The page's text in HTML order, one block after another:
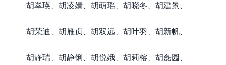
胡翠瑛、胡凌婧、胡萌瑶、胡晓冬、胡建景、
胡荣迪、胡雁贞、胡双远、胡叶羽、胡新帆、
胡静瑞、胡静俐、胡悦娥、胡莉榕、胡磊园、